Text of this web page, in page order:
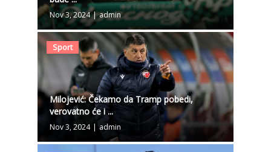
Nov 3, 2024 | admin
Sport
Milojević: Čekamo da Tramp pobedi,
verovatno će i ...
Nov 3, 2024 | admin